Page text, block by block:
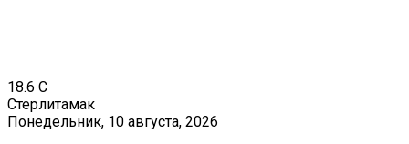
18.6 C
Стерлитамак
Понедельник, 10 августа, 2026